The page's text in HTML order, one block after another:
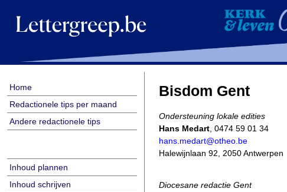
Home
Redactionele tips per maand
Andere redactionele tips
Inhoud plannen
Inhoud schrijven
Bisdom Gent
Ondersteuning lokale edities
Hans Medart , 0474 59 01 34
hans.medart@otheo.be
Halewijnlaan 92, 2050 Antwerpen
Diocesane redactie Gent